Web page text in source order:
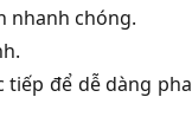
nhanh chóng.
để dễ dàng pha